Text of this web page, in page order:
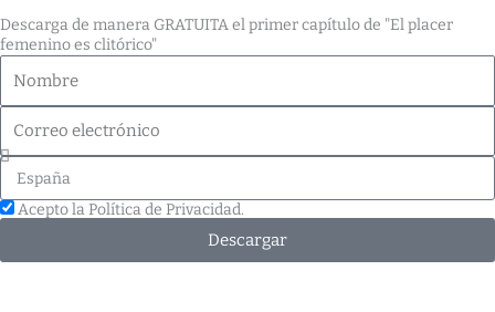
Descarga de manera GRATUITA el primer capítulo de "El placer
femenino es clitórico"
Nombre
Correo
electrónico
País
Acepto la Política de Privacidad.
Descargar